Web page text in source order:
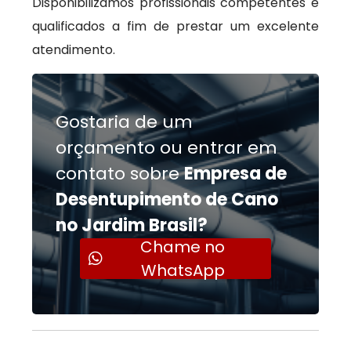
qualificados a fim de prestar um excelente
atendimento.
Gostaria de um
orçamento ou entrar em
contato sobreEmpresa de
Desentupimento de Cano
no Jardim Brasil?
Chame no
WhatsApp